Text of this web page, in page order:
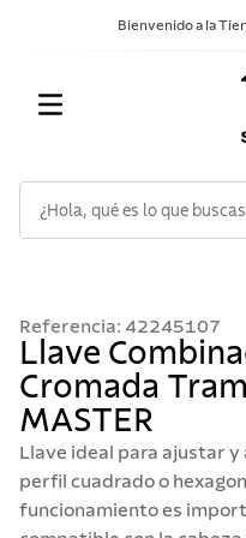
Bienvenido a la
Referencia: 42245107
Llave
Cromada
MASTER
Llave ideal para ajustar
perfil cuadrado o
funcionamiento es
2.
sarten
3.
cubiertos
4.
ollas
.
acero inoxidable
6.
grano